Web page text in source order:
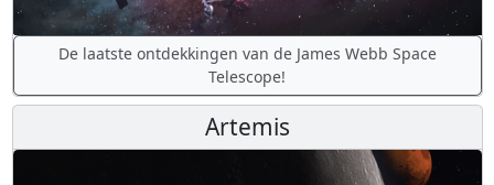
De laatste ontdekkingen van de James Webb Space
Telescope!
Artemis